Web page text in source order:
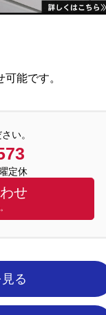
能です。
い。
定休
せ
る